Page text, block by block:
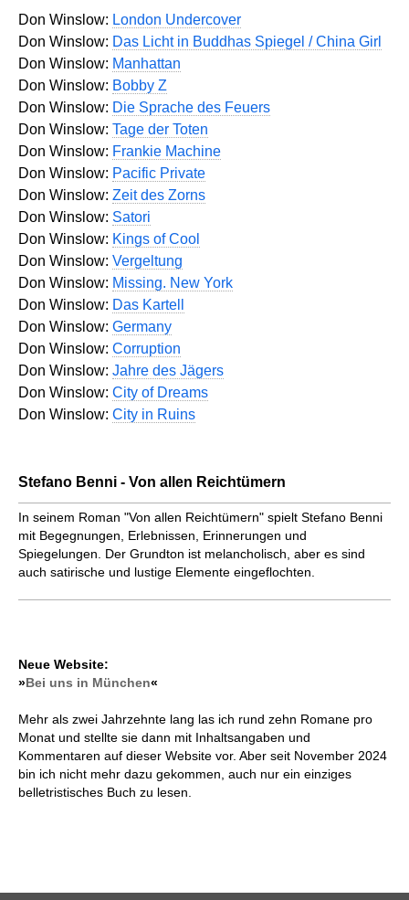
Don Winslow: London Undercover
Don Winslow: Das Licht in Buddhas Spiegel / China Girl
Don Winslow: Manhattan
Don Winslow: Bobby Z
Don Winslow: Die Sprache des Feuers
Don Winslow: Tage der Toten
Don Winslow: Frankie Machine
Don Winslow: Pacific Private
Don Winslow: Zeit des Zorns
Don Winslow: Satori
Don Winslow: Kings of Cool
Don Winslow: Vergeltung
Don Winslow: Missing. New York
Don Winslow: Das Kartell
Don Winslow: Germany
Don Winslow: Corruption
Don Winslow: Jahre des Jägers
Don Winslow: City of Dreams
Don Winslow: City in Ruins
Stefano Benni - Von allen Reichtümern
In seinem Roman "Von allen Reichtümern" spielt Stefano Benni
mit Begegnungen, Erlebnissen, Erinnerungen und
Spiegelungen. Der Grundton ist melancholisch, aber es sind
auch satirische und lustige Elemente eingeflochten.
Neue Website:
»Bei uns in München«
Mehr als zwei Jahrzehnte lang las ich rund zehn Romane pro
Monat und stellte sie dann mit Inhaltsangaben und
Kommentaren auf dieser Website vor. Aber seit November 2024
bin ich nicht mehr dazu gekommen, auch nur ein einziges
belletristisches Buch zu lesen.